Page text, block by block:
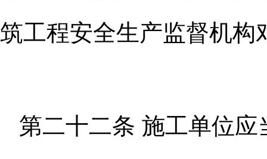
筑工程安全生产监督机构
第二十二条 施工单位